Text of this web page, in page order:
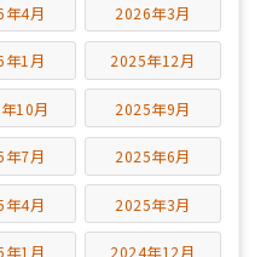
年4月 2026年3月
年1月 2025年12月
10月 2025年9月
年7月 2025年6月
年4月 2025年3月
年1月 2024年12月